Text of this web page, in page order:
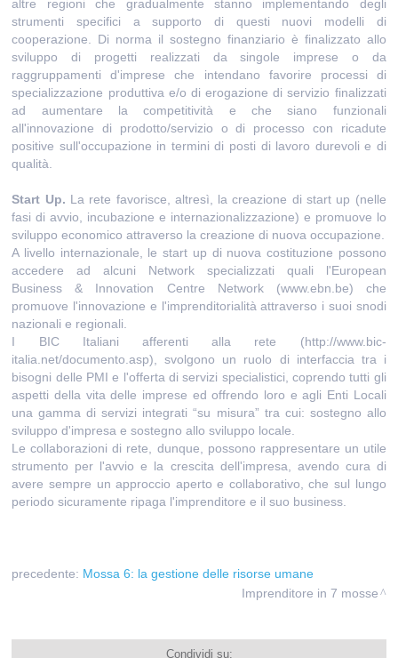
altre regioni che gradualmente stanno implementando degli
strumenti specifici a supporto di questi nuovi modelli di
cooperazione. Di norma il sostegno finanziario è finalizzato allo
sviluppo di progetti realizzati da singole imprese o da
raggruppamenti d'imprese che intendano favorire processi di
specializzazione produttiva e/o di erogazione di servizio finalizzati
ad aumentare la competitività e che siano funzionali
all'innovazione di prodotto/servizio o di processo con ricadute
positive sull'occupazione in termini di posti di lavoro durevoli e di
qualità.
Start Up. La rete favorisce, altresì, la creazione di start up (nelle
fasi di avvio, incubazione e internazionalizzazione) e promuove lo
sviluppo economico attraverso la creazione di nuova occupazione.
A livello internazionale, le start up di nuova costituzione possono
accedere ad alcuni Network specializzati quali l'European
Business & Innovation Centre Network (www.ebn.be) che
promuove l'innovazione e l'imprenditorialità attraverso i suoi snodi
nazionali e regionali.
I BIC Italiani afferenti alla rete (http://www.bic-
italia.net/documento.asp), svolgono un ruolo di interfaccia tra i
bisogni delle PMI e l'offerta di servizi specialistici, coprendo tutti gli
aspetti della vita delle imprese ed offrendo loro e agli Enti Locali
una gamma di servizi integrati “su misura” tra cui: sostegno allo
sviluppo d'impresa e sostegno allo sviluppo locale.
Le collaborazioni di rete, dunque, possono rappresentare un utile
strumento per l'avvio e la crescita dell'impresa, avendo cura di
avere sempre un approccio aperto e collaborativo, che sul lungo
periodo sicuramente ripaga l'imprenditore e il suo business.
precedente: Mossa 6: la gestione delle risorse umane
Imprenditore in 7 mosse
Condividi su: